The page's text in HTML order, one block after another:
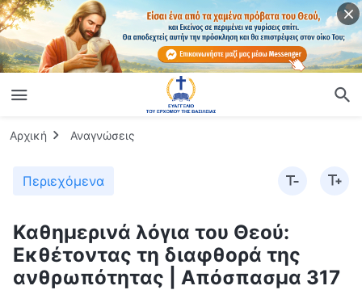
Αρχική Αναγνώσεις
Περιεχόμενα
Καθημερινά λόγια του Θεού:
Εκθέτοντας τη διαφθορά της
ανθρωπότητας | Απόσπασμα 317